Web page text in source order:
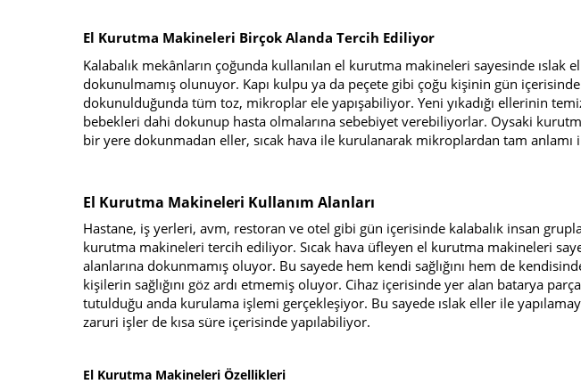
El Kurutma Makineleri Birçok Alanda Tercih Ediliyor
Kalabalık mekânların çoğunda kullanılan el kurutma makineleri sayesinde ıslak
dokunulmamış olunuyor. Kapı kulpu ya da peçete gibi çoğu kişinin gün
dokunulduğunda tüm toz, mikroplar ele yapışabiliyor. Yeni yıkadığı ellerinin
bebekleri dahi dokunup hasta olmalarına sebebiyet verebiliyorlar. Oysaki
bir yere dokunmadan eller, sıcak hava ile kurulanarak mikroplardan tam anlamı
El Kurutma Makineleri Kullanım Alanları
Hastane, iş yerleri, avm, restoran ve otel gibi gün içerisinde kalabalık insan
kurutma makineleri tercih ediliyor. Sıcak hava üfleyen el kurutma makineleri
alanlarına dokunmamış oluyor. Bu sayede hem kendi sağlığını hem de
kişilerin sağlığını göz ardı etmemiş oluyor. Cihaz içerisinde yer alan batarya
tutulduğu anda kurulama işlemi gerçekleşiyor. Bu sayede ıslak eller ile
zaruri işler de kısa süre içerisinde yapılabiliyor.
El Kurutma Makineleri Özellikleri